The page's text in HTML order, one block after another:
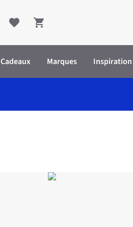
Shopping cart
Marques Inspiration